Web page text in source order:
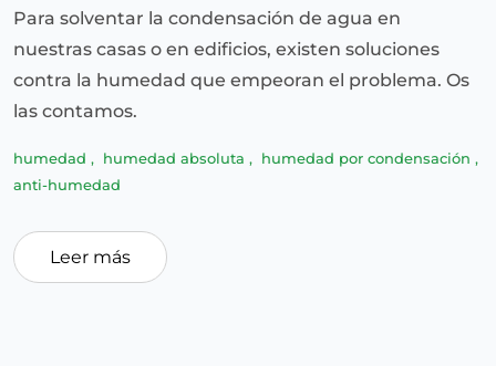
Para solventar la condensación de agua en
nuestras casas o en edificios, existen soluciones
contra la humedad que empeoran el problema. Os
las contamos.
humedad , humedad absoluta , humedad por condensación ,
anti-humedad
Leer más